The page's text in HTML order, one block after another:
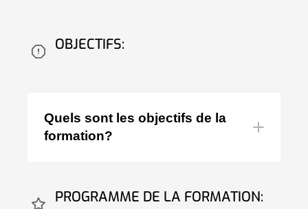
OBJECTIFS:
Quels sont les objectifs de la
formation?
sécurité électrique
PROGRAMME DE LA FORMATION: